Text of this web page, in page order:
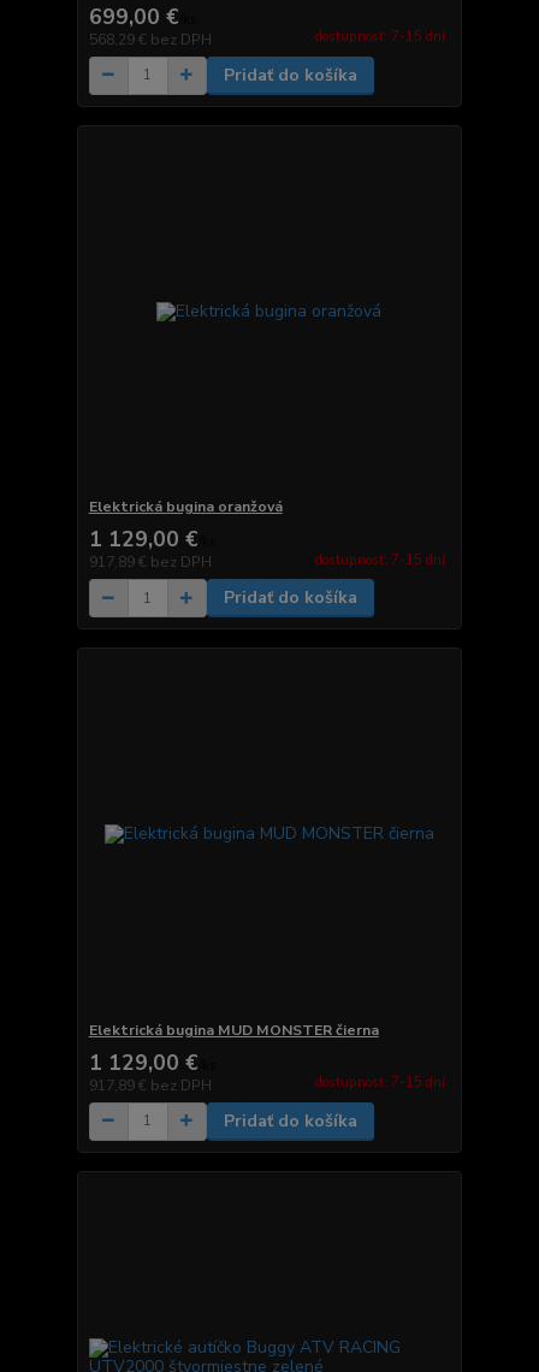
699,00 €
568,29 € bez DPH dostupnosť: 7-15 dní
Pridať do košíka
Elektrická bugina oranžová
1 129,00 €
917,89 € bez DPH dostupnosť: 7-15 dní
Pridať do košíka
Elektrická bugina MUD MONSTER čierna
1 129,00 €
917,89 € bez DPH dostupnosť: 7-15 dní
Pridať do košíka